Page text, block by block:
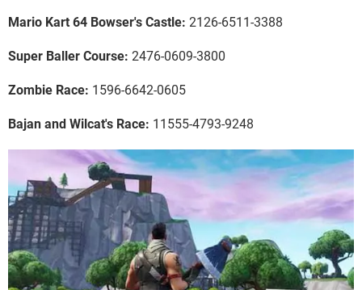
Mario Kart 64 Bowser's Castle: 2126-6511-3388
Super Baller Course: 2476-0609-3800
Zombie Race: 1596-6642-0605
Bajan and Wilcat's Race: 11555-4793-9248